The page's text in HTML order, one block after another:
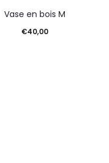
Vase en bois M
€40,00